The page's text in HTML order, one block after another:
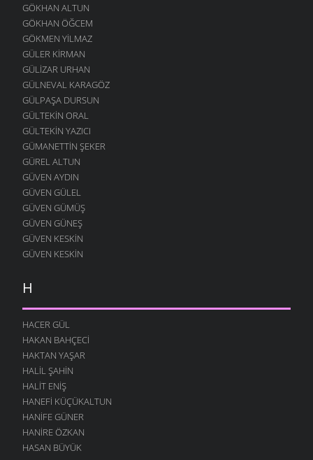
GÖKHAN ALTUN
GÖKHAN ÖĞCEM
GÖKMEN YILMAZ
GÜLER KIRMAN
GÜLIZAR URHAN
GÜLNEVAL KARAGÖZ
GÜLPAŞA DURSUN
GÜLTEKIN ORAL
GÜLTEKIN YAZICI
GÜMANETTIN ŞEKER
GÜREL ALTUN
GÜVEN AYDIN
GÜVEN GÜLEL
GÜVEN GÜMÜŞ
GÜVEN GÜNEŞ
GÜVEN KESKIN
GÜVEN KESKIN
H
HACER GÜL
HAKAN BAHÇECI
HAKTAN YAŞAR
HALIL ŞAHIN
HALIT ENIŞ
HANEFI KÜÇÜKALTUN
HANIFE GÜNER
HANIRE ÖZKAN
HASAN BÜYÜK